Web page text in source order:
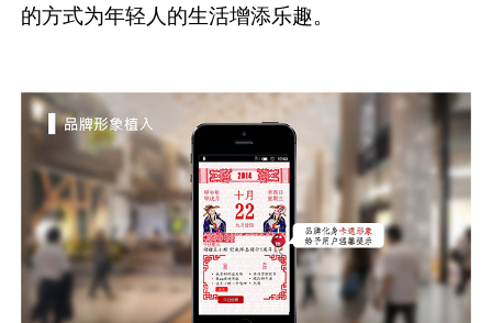
的方式为年轻人的生活增添乐趣。